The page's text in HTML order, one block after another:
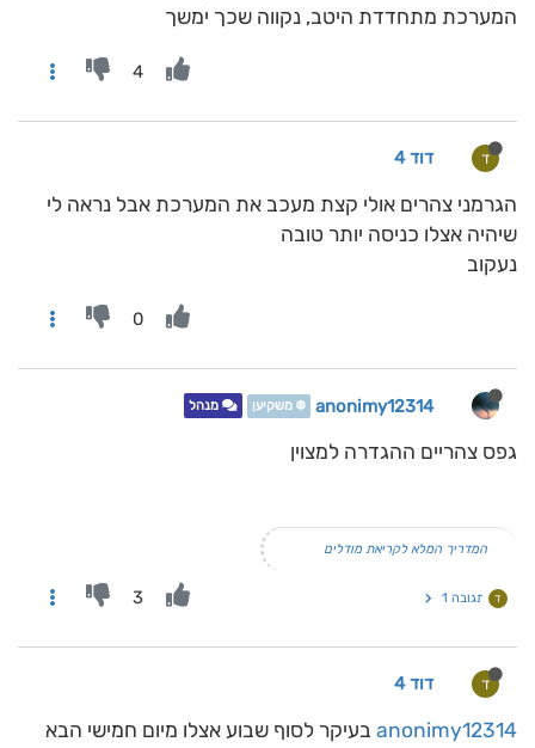
המערכת מתחדדת היטב, נקווה שכך ימשך
4
ד דוד 4
הגרמני צהרים אולי קצת מעכב את המערכת אבל נראה לי
שיהיה אצלו כניסה יותר טובה
נעקוב
0
anonimy12314 ❄️ משקיען מנהל
גפס צהריים ההגדרה למצוין
המדריך המלא לקריאת מודלים
ד תגובה 1 3
ד דוד 4
anonimy12314 בעיקר לסוף שבוע אצלו מיום חמישי הבא